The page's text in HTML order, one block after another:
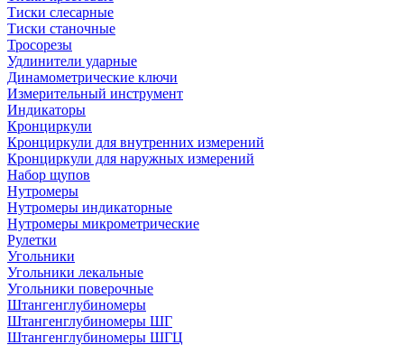
Тиски слесарные
Тиски станочные
Тросорезы
Удлинители ударные
Динамометрические ключи
Измерительный инструмент
Индикаторы
Кронциркули
Кронциркули для внутренних измерений
Кронциркули для наружных измерений
Набор щупов
Нутромеры
Нутромеры индикаторные
Нутромеры микрометрические
Рулетки
Угольники
Угольники лекальные
Угольники поверочные
Штангенглубиномеры
Штангенглубиномеры ШГ
Штангенглубиномеры ШГЦ